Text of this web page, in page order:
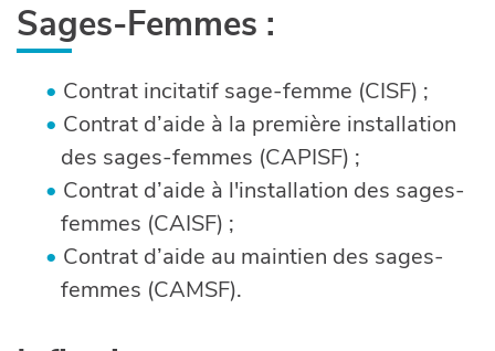
Sages-Femmes :
Contrat incitatif sage-femme (CISF) ;
Contrat d’aide à la première installation
des sages-femmes (CAPISF) ;
Contrat d’aide à l'installation des sages-
femmes (CAISF) ;
Contrat d’aide au maintien des sages-
femmes (CAMSF).